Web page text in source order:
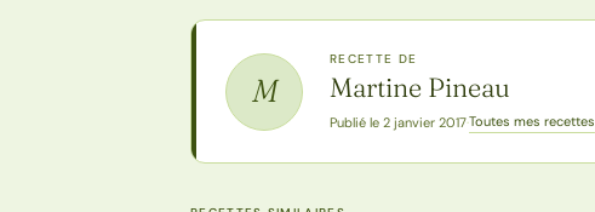
M
RECETTE DE
Martine Pineau
Publié le 2 janvier 2017·Toutes mes recettes